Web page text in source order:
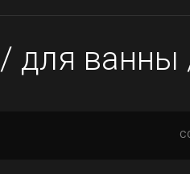
/ для ванны